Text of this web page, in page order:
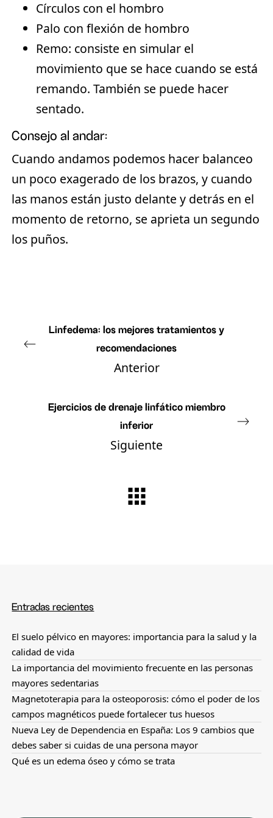
Círculos con el hombro
Palo con flexión de hombro
Remo: consiste en simular el
movimiento que se hace cuando se está
remando. También se puede hacer
sentado.
Consejo al andar:
Cuando andamos podemos hacer balanceo
un poco exagerado de los brazos, y cuando
las manos están justo delante y detrás en el
momento de retorno, se aprieta un segundo
los puños.
Linfedema: los mejores tratamientos y
recomendaciones
Anterior
Ejercicios de drenaje linfático miembro
inferior
Siguiente
Entradas recientes
El suelo pélvico en mayores: importancia para la salud y la
calidad de vida
La importancia del movimiento frecuente en las personas
mayores sedentarias
Magnetoterapia para la osteoporosis: cómo el poder de los
campos magnéticos puede fortalecer tus huesos
Nueva Ley de Dependencia en España: Los 9 cambios que
debes saber si cuidas de una persona mayor
Qué es un edema óseo y cómo se trata